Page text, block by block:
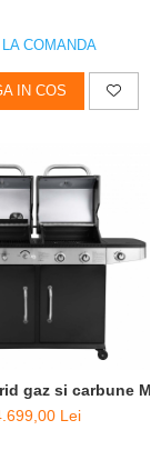
LA COMANDA
IN COS
x H 102cm
gaz si carbune
Lei